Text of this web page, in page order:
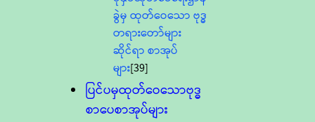
ခွဲမှ ထုတ်ဝေသော ဗုဒ္ဓ
တရားတော်များ
ဆိုင်ရာ စာအုပ်
များ[39]
ပြင်ပမှထုတ်ဝေသောဗုဒ္ဓ
စာပေစာအုပ်များ